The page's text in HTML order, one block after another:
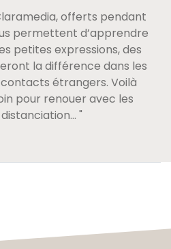
offerts pendant
permettent d’apprendre
petites expressions, des
la différence dans les
étrangers. Voilà
pour renouer avec les
"